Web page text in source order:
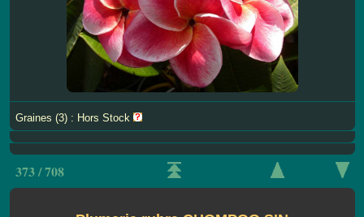
Graines (3) : Hors Stock
373 / 708